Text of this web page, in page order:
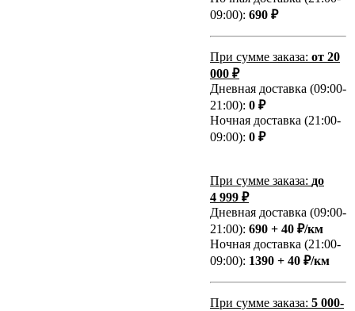
09:00): 690 ₽
При сумме заказа: от 20
000 ₽
Дневная доставка (09:00-
21:00): 0 ₽
Ночная доставка (21:00-
09:00): 0 ₽
При сумме заказа: до
4 999 ₽
Дневная доставка (09:00-
21:00): 690 + 40 ₽/км
Ночная доставка (21:00-
09:00): 1390 + 40 ₽/км
При сумме заказа: 5 000-